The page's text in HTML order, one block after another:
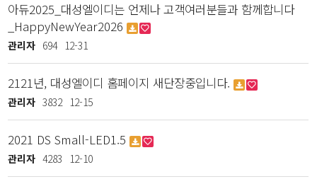
아듀2025_대성엘이디는 언제나 고객여러분들과 함께합니다
_HappyNewYear2026
관리자 694 12-31
2121년, 대성엘이디 홈페이지 새단장중입니다.
관리자 3832 12-15
2021 DS Small-LED1.5
관리자 4283 12-10